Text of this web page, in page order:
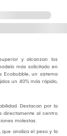
y alcanzan los
más solicitado en
un sistema
un 40% más rápido,
Destacan por la
directamente al centro
molestas.
que analiza el peso y la